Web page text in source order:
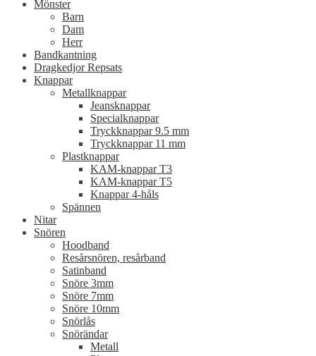
Mönster
Barn
Dam
Herr
Bandkantning
Dragkedjor Repsats
Knappar
Metallknappar
Jeansknappar
Specialknappar
Tryckknappar 9.5 mm
Tryckknappar 11 mm
Plastknappar
KAM-knappar T3
KAM-knappar T5
Knappar 4-håls
Spännen
Nitar
Snören
Hoodband
Resårsnören, resårband
Satinband
Snöre 3mm
Snöre 7mm
Snöre 10mm
Snörlås
Snörändar
Metall